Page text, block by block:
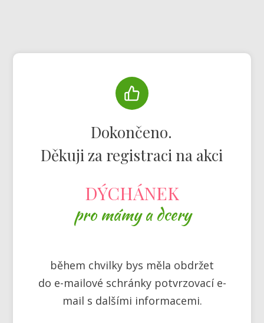
Dokončeno.
Děkuji za registraci na akci
DÝCHÁNEK
pro mámy a dcery
během chvilky bys měla obdržet
do e-mailové schránky potvrzovací e-
mail s dalšími informacemi.